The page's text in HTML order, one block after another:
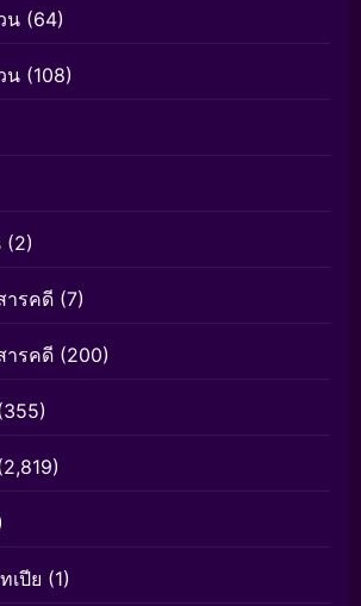
น (64)
น (108)
(2)
ารคดี (7)
ารคดี (200)
เปีย (1)